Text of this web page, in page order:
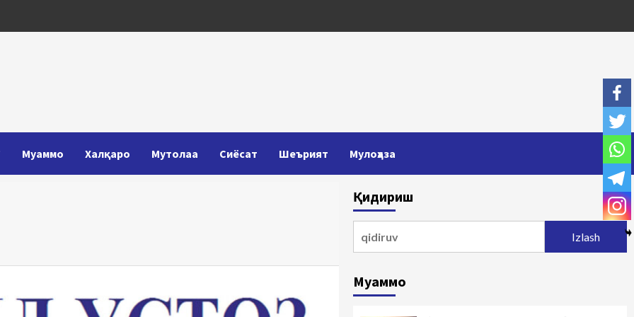
Муаммо Халқаро Мутолаа Сиёсат Шеърият Мулоҳаза
Қидириш
Муаммо